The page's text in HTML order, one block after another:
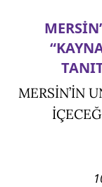
MERSİN’İN